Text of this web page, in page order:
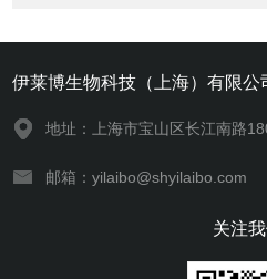
伊莱博生物科技（上海）有限公
地址：上海市宝山区长江南路
邮箱：yilaibo@shyilaibo.com
关注